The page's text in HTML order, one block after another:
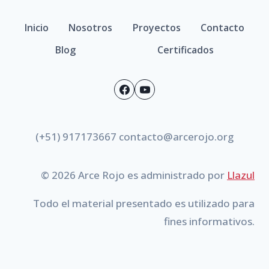
Inicio Nosotros Proyectos
Contacto
Blog
Certificados
(+51) 917173667 contacto@arcerojo.org
© 2026 Arce Rojo es administrado por Llazul
Todo el material presentado es utilizado para
fines informativos.